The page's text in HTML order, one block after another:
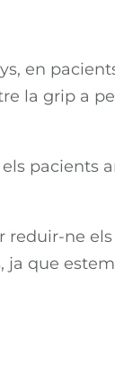
en
la grip a
pacients
ne
ja que